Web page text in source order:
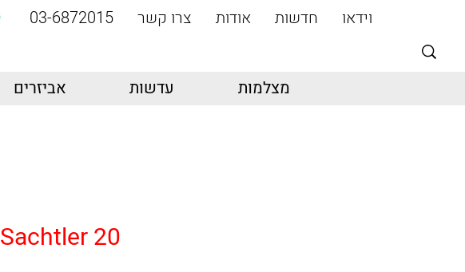
וידאו חדשות אודות צרו קשר 03-6872015
מצלמות עדשות אביזרים
Sachtler 20